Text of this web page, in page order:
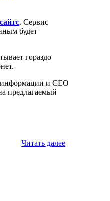
. Сервис
будет
гораздо
информации и СЕО
предлагаемый
Читать далее